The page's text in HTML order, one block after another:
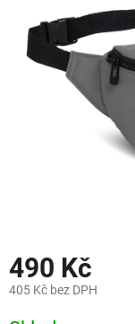
hvězdiček.
490 Kč
405 Kč bez DPH